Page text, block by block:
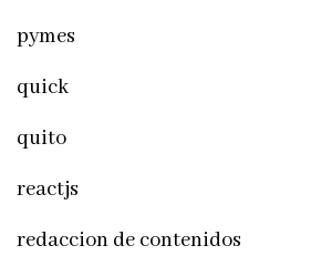
pymes
quick
quito
reactjs
redaccion de contenidos